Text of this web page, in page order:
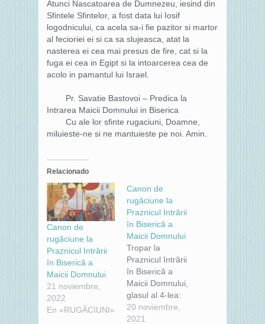
Atunci Nascatoarea de Dumnezeu, iesind din
Sfintele Sfintelor, a fost data lui Iosif
logodnicului, ca acela sa-i fie pazitor si martor
al fecioriei ei si ca sa slujeasca, atat la
nasterea ei cea mai presus de fire, cat si la
fuga ei cea in Egipt si la intoarcerea cea de
acolo in pamantul lui Israel.
Pr. Savatie Bastovoi – Predica la
Intrarea Maicii Domnului in Biserica
Cu ale lor sfinte rugaciuni, Doamne,
miluieste-ne si ne mantuieste pe noi. Amin.
Relacionado
Canon de
rugăciune la
Praznicul Intrării
în Biserică a
Maicii Domnului
21 noviembre,
2022
En «RUGĂCIUNI»
Canon de
rugăciune la
Praznicul Intrării
în Biserică a
Maicii Domnului
Tropar la
Praznicul Intrării
în Biserică a
Maicii Domnului,
glasul al 4-lea:
Astăzi înainte
însemnarea
20 noviembre,
2021